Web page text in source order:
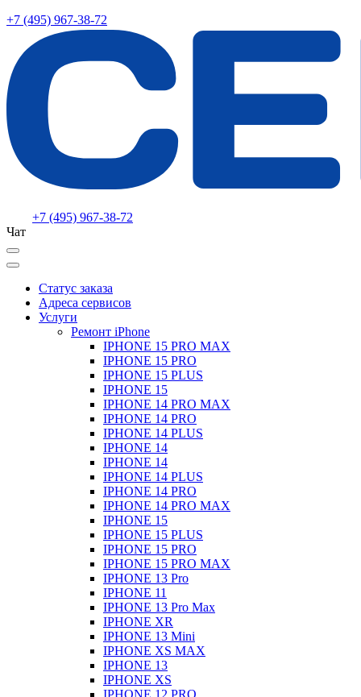
+7 (495) 967-38-72
+7 (495) 967-38-72
Чат
Статус заказа
Адреса сервисов
Услуги
Ремонт iPhone
IPHONE 15 PRO MAX
IPHONE 15 PRO
IPHONE 15 PLUS
IPHONE 15
IPHONE 14 PRO MAX
IPHONE 14 PRO
IPHONE 14 PLUS
IPHONE 14
IPHONE 14
IPHONE 14 PLUS
IPHONE 14 PRO
IPHONE 14 PRO MAX
IPHONE 15
IPHONE 15 PLUS
IPHONE 15 PRO
IPHONE 15 PRO MAX
IPHONE 13 Pro
IPHONE 11
IPHONE 13 Pro Max
IPHONE XR
IPHONE 13 Mini
IPHONE XS MAX
IPHONE 13
IPHONE XS
IPHONE 12 PRO